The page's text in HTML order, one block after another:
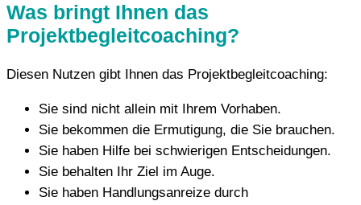
Was bringt Ihnen das
Projektbegleitcoaching?
Diesen Nutzen gibt Ihnen das Projektbegleitcoaching:
Sie sind nicht allein mit Ihrem Vorhaben.
Sie bekommen die Ermutigung, die Sie brauchen.
Sie haben Hilfe bei schwierigen Entscheidungen.
Sie behalten Ihr Ziel im Auge.
Sie haben Handlungsanreize durch